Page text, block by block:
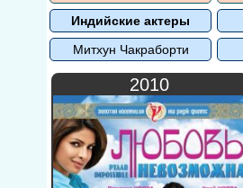
Индийские актеры
Митхун Чакраборти
2010